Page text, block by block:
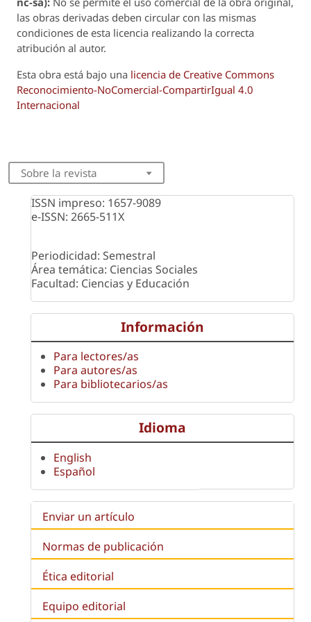
las obras derivadas deben circular con las mismas
condiciones de esta licencia realizando la correcta
atribución al autor.
Esta obra está bajo una licencia de Creative Commons
Reconocimiento-NoComercial-CompartirIgual 4.0
Internacional
Sobre la revista
ISSN impreso: 1657-9089
e-ISSN: 2665-511X
Periodicidad: Semestral
Área temática: Ciencias Sociales
Facultad: Ciencias y Educación
Información
Para lectores/as
Para autores/as
Para bibliotecarios/as
Idioma
English
Español
Enviar un artículo
Normas de publicación
Ética editorial
Equipo editorial